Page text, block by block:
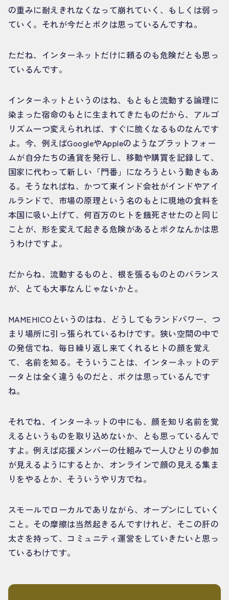
の重みに耐えきれなくなって崩れていく、もしくは弱っ
ていく。それが今だとボクは思っているんですね。
ただね、インターネットだけに頼るのも危険だとも思っ
ているんです。
インターネットというのはね、もともと流動する論理に
染まった宿命のもとに生まれてきたものだから、アルゴ
リズム一つ変えられれば、すぐに脆くなるものなんです
よ。今、例えばGoogleやAppleのようなプラットフォー
ムが自分たちの通貨を発行し、移動や購買を記録して、
国家に代わって新しい「門番」になろうという動きもあ
る。そうなればね、かつて東インド会社がインドやアイ
ルランドで、市場の原理という名のもとに現地の食料を
本国に吸い上げて、何百万のヒトを餓死させたのと同じ
ことが、形を変えて起きる危険があるとボクなんかは思
うわけですよ。
だからね、流動するものと、根を張るものとのバランス
が、とても大事なんじゃないかと。
MAMEHICOというのはね、どうしてもランドパワー、つ
まり場所に引っ張られているわけです。狭い空間の中で
の発信でね、毎日繰り返し来てくれるヒトの顔を覚え
て、名前を知る。そういうことは、インターネットのデ
ータとは全く違うものだと、ボクは思っているんです
ね。
それでね、インターネットの中にも、顔を知り名前を覚
えるというものを取り込めないか、とも思っているんで
すよ。例えば応援メンバーの仕組みで一人ひとりの参加
が見えるようにするとか、オンラインで顔の見える集ま
りをやるとか、そういうやり方でね。
スモールでローカルでありながら、オープンにしていく
こと。その摩擦は当然起きるんですけれど、そこの肝の
太さを持って、コミュニティ運営をしていきたいと思っ
ているわけです。